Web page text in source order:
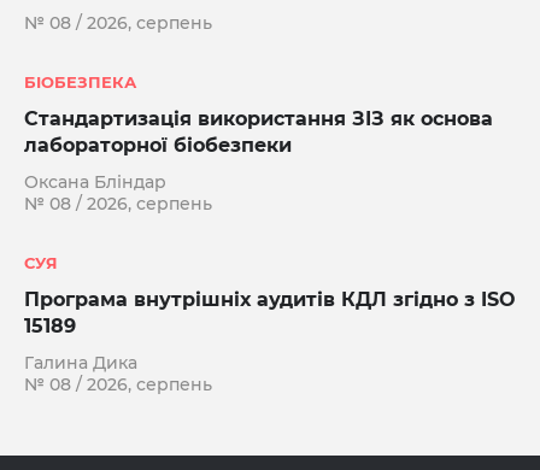
№ 08 / 2026, серпень
БІОБЕЗПЕКА
Стандартизація використання ЗІЗ як основа
лабораторної біобезпеки
Оксана Бліндар
№ 08 / 2026, серпень
СУЯ
Програма внутрішніх аудитів КДЛ згідно з ISO
15189
Галина Дика
№ 08 / 2026, серпень